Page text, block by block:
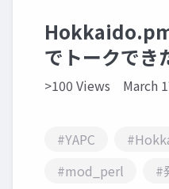
でトークでき
>100 Views March
#YAPC
#mod_perl
#